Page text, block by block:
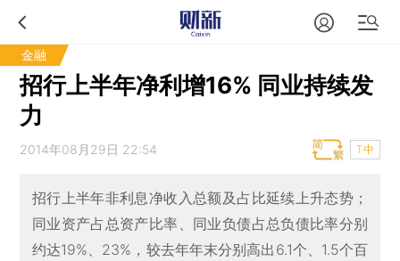
金融
招行上半年净利增16% 同业持续发
力
2014年08月29日 22:54 T中
招行上半年非利息净收入总额及占比延续上升态势；
同业资产占总资产比率、同业负债占总负债比率分别
约达19%、23%，较去年年末分别高出6.1个、1.5个百